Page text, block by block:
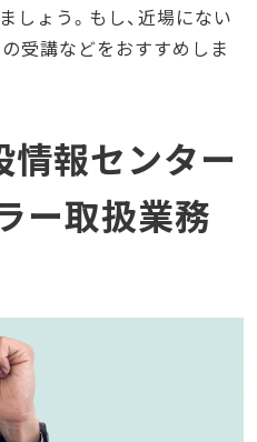
しょう。もし、近場にない
受講などをおすすめしま
情報センター
ー取扱業務